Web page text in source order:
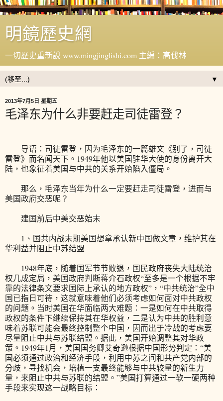
明鏡歷史網
一切歷史重新說 www.mingjinglishi.com 主編：高伐林
▼
2013年7月5日 星期五
毛泽东为什么非要赶走司徒雷登？
导语：司徒雷登，因为毛泽东的一篇雄文《别了，司徒
雷登》而名闻天下。1949年他以美国驻华大使的身份离开大
陆，也象征着美国与中共的关系开始陷入僵局。
那么，毛泽东当年为什么一定要赶走司徒雷登，进而与
美国政府交恶呢？
建国前后中美交恶始末
1、国共内战末期美国想拿承认新中国做文章，维护其在
华利益并阻止中苏结盟
1948年底，随着国军节节败退，国民政府丧失大陆统治
权几成定局，美国政府判断蒋介石政权“至多是一个根据不牢
靠的法律条文要求国际上承认的地方政权”，“中共统治”全中
国已指日可待，这就意味着他们必须考虑如何面对中共政权
的问题。当时美国在华面临两大难题：一是如何在中共取得
政权的条件下继续保持其在华权益，二是认为中共的胜利意
味着苏联可能会最终控制整个中国，因而出于冷战的考虑要
尽量阻止中共与苏联结盟。据此，美国开始调整其对华政
策。1949年1月，美国国务卿艾奇逊根据中国形势判定：“美
国必须通过政治和经济手段，利用中苏之间和共产党内部的
分歧，寻找机会，培植一支最终能够与中共较量的新生力
量，来阻止中共与苏联的结盟。”美国打算通过一软一硬两种
手段来实现这一战略目标：